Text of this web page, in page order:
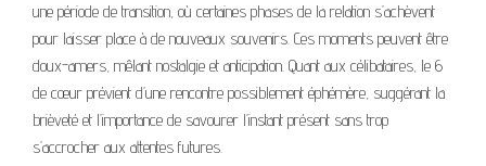
une période de transition, où certaines phases de la relation s’achèvent
pour laisser place à de nouveaux souvenirs. Ces moments peuvent être
doux-amers, mêlant nostalgie et anticipation. Quant aux célibataires, le 6
de cœur prévient d’une rencontre possiblement éphémère, suggérant la
brièveté et l’importance de savourer l’instant présent sans trop
s’accrocher aux attentes futures.